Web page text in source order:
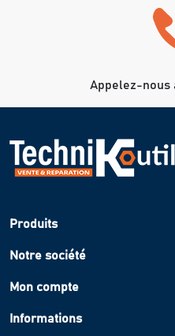
Appelez-nous
Produits
Notre société
Mon compte
Informations